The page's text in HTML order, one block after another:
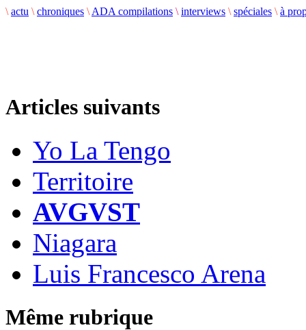
\ actu \ chroniques \ ADA compilations \ interviews \ spéciales \ à
Articles suivants
Yo La Tengo
Territoire
AVGVST
Niagara
Luis Francesco Arena
Même rubrique